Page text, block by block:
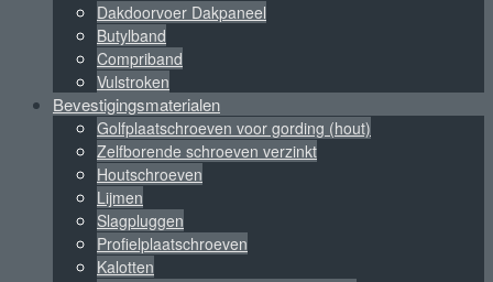
Dakdoorvoer Dakpaneel
Butylband
Compriband
Vulstroken
Bevestigingsmaterialen
Golfplaatschroeven voor gording (hout)
Zelfborende schroeven verzinkt
Houtschroeven
Lijmen
Slagpluggen
Profielplaatschroeven
Kalotten